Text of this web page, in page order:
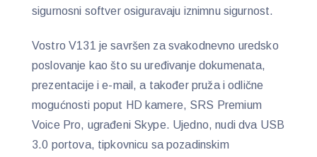
sigurnosni softver osiguravaju iznimnu sigurnost.
Vostro V131 je savršen za svakodnevno uredsko
poslovanje kao što su uređivanje dokumenata,
prezentacije i e-mail, a također pruža i odlične
mogućnosti poput HD kamere, SRS Premium
Voice Pro, ugrađeni Skype. Ujedno, nudi dva USB
3.0 portova, tipkovnicu sa pozadinskim